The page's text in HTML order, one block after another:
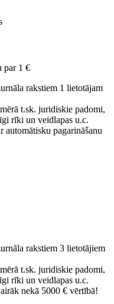
par 1 €
rakstiem 1 lietotājam
t.sk. juridiskie padomi,
rīki un veidlapas u.c.
automātisku pagarināšanu
rakstiem 3 lietotājiem
t.sk. juridiskie padomi,
rīki un veidlapas u.c.
nekā 5000 € vērtībā!